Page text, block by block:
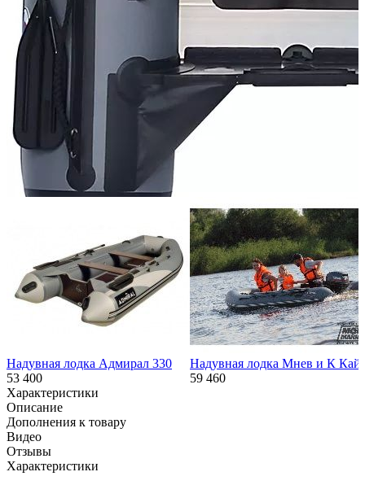
Квитанцией
в любом банке
Похожие товары:
Надувная лодка Адмирал 330
53 400
Надувная лодка Мнев и К
59 460
Характеристики
Описание
Дополнения к товару
Видео
Отзывы
Характеристики